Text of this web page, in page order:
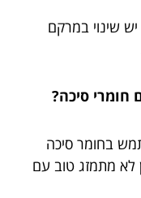
שינוי במרקם
חומרי סיכה?
בחומר סיכה
לא מתמזג טוב עם